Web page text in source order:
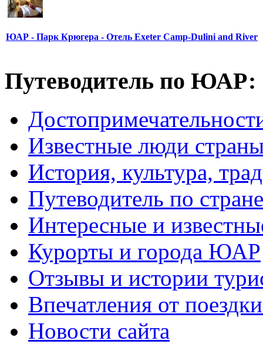
ЮАР - Парк Крюгера - Отель Exeter Camp-Dulini and River
Путеводитель по ЮАР:
Известные люди
История, культура,
Путеводитель по стране
Интересные и
Курорты и города ЮАР
Отзывы и истории
Впечатления от
Новости сайта